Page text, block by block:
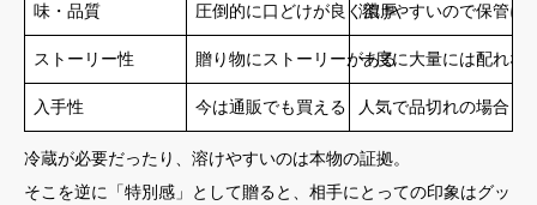
味・品質 圧倒的に口どけが良く濃厚溶けやすいので保管に
ストーリー性 贈り物にストーリーがある一度に大量には配れな
入手性 今は通販でも買える 人気で品切れの場合も
冷蔵が必要だったり、溶けやすいのは本物の証拠。
そこを逆に「特別感」として贈ると、相手にとっての印象はグッ